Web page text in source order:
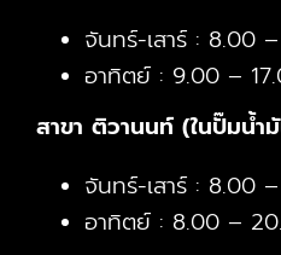
จันทร์-เสาร์ : 8.00
อาทิตย์ : 9.00 –
สาขา ติวานนท์ (ในปั๊มน้ำ
จันทร์-เสาร์ : 8.00
อาทิตย์ : 8.00 –